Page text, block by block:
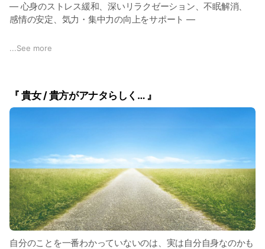
― 心身のストレス緩和、深いリラクゼーション、不眠解消、
感情の安定、気力・集中力の向上をサポート ―
ka-na-meは、多くの現代人が抱えている心と身体の不調に対
く健康な身体と澄んだ気持ち、開かれた心、そして清浄な精神
をもって毎日の生活が送れるようサポートします。
くエネルギッシュに生きて行くためのプラクティショナーとし
て、永く必要な存在でありたいと願っています。
...See more
『 貴女 / 貴方がアナタらしく… 』
自分のことを一番わかっていないのは、実は自分自身なのかも